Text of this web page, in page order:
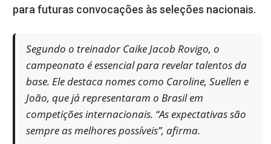
para futuras convocações às seleções nacionais.
Segundo o treinador Caike Jacob Rovigo, o
campeonato é essencial para revelar talentos da
base. Ele destaca nomes como Caroline, Suellen e
João, que já representaram o Brasil em
competições internacionais. “As expectativas são
sempre as melhores possíveis”, afirma.